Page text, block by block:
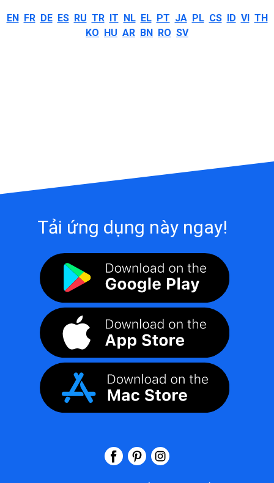
EN FR DE ES RU TR IT NL EL PT JA PL CS ID VI TH
KO HU AR BN RO SV
Tải ứng dụng này ngay!